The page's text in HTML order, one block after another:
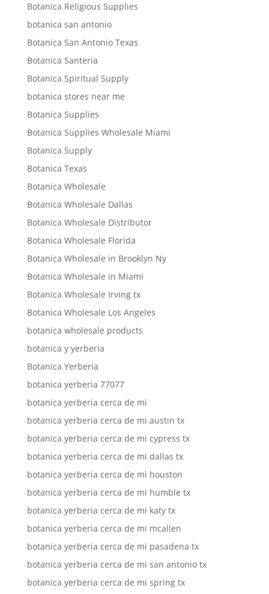
Botanica Religious Supplies
botanica san antonio
Botanica San Antonio Texas
Botanica Santeria
Botanica Spiritual Supply
botanica stores near me
Botanica Supplies
Botanica Supplies Wholesale Miami
Botanica Supply
Botanica Texas
Botanica Wholesale
Botanica Wholesale Dallas
Botanica Wholesale Distributor
Botanica Wholesale Florida
Botanica Wholesale in Brooklyn Ny
Botanica Wholesale in Miami
Botanica Wholesale Irving tx
Botanica Wholesale Los Angeles
botanica wholesale products
botanica y yerberia
Botanica Yerberia
botanica yerberia 77077
botanica yerberia cerca de mi
botanica yerberia cerca de mi austin tx
botanica yerberia cerca de mi cypress tx
botanica yerberia cerca de mi dallas tx
botanica yerberia cerca de mi houston
botanica yerberia cerca de mi humble tx
botanica yerberia cerca de mi katy tx
botanica yerberia cerca de mi mcallen
botanica yerberia cerca de mi pasadena tx
botanica yerberia cerca de mi san antonio tx
botanica yerberia cerca de mi spring tx